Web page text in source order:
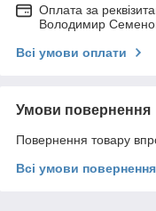
Оплата за
Володимир
Всі умови оплати
Умови повернення
Повернення товару
Всі умови повернення